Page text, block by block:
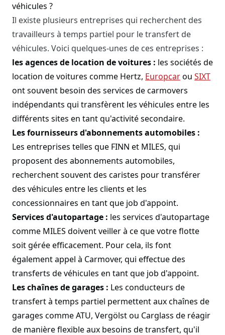
véhicules ?
Il existe plusieurs entreprises qui recherchent des
travailleurs à temps partiel pour le transfert de
véhicules. Voici quelques-unes de ces entreprises :
les agences de location de voitures : les sociétés de
location de voitures comme Hertz, Europcarou SIXT
ont souvent besoin des services de carmovers
indépendants qui transfèrent les véhicules entre les
différents sites en tant qu'activité secondaire.
Les fournisseurs d'abonnements automobiles :
Les entreprises telles que FINN et MILES, qui
proposent des abonnements automobiles,
recherchent souvent des caristes pour transférer
des véhicules entre les clients et les
concessionnaires en tant que job d'appoint.
Services d'autopartage : les services d'autopartage
comme MILES doivent veiller à ce que votre flotte
soit gérée efficacement. Pour cela, ils font
également appel à Carmover, qui effectue des
transferts de véhicules en tant que job d'appoint.
Les chaînes de garages : Les conducteurs de
transfert à temps partiel permettent aux chaînes de
garages comme ATU, Vergölst ou Carglass de réagir
de manière flexible aux besoins de transfert, qu'il